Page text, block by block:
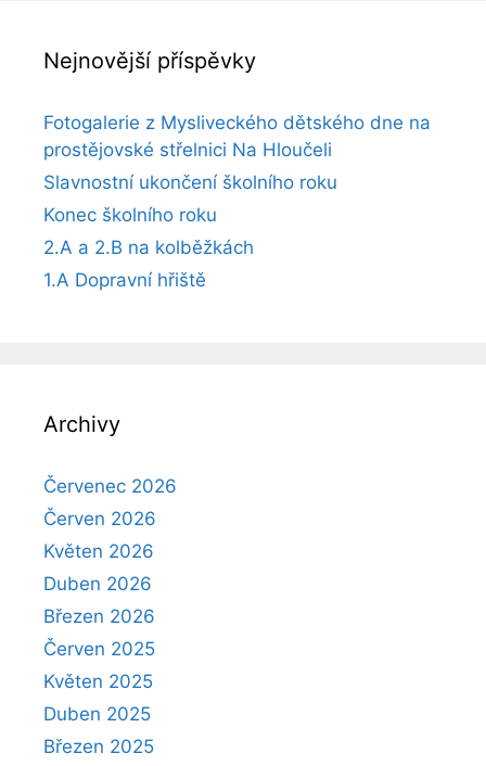
Nejnovější příspěvky
Fotogalerie z Mysliveckého dětského dne na
prostějovské střelnici Na Hloučeli
Slavnostní ukončení školního roku
Konec školního roku
2.A a 2.B na kolběžkách
1.A Dopravní hřiště
Archivy
Červenec 2026
Červen 2026
Květen 2026
Duben 2026
Březen 2026
Červen 2025
Květen 2025
Duben 2025
Březen 2025